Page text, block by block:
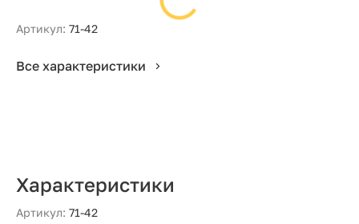
Артикул: 71-42
Все характеристики
Характеристики
Артикул: 71-42